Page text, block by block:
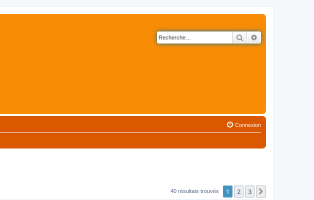
Rechercher
Connexion
40 résultats trouvés 1 2 3